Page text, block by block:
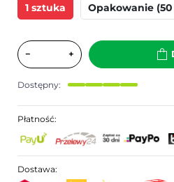
1 sztuka
Opakowanie (50
− +
Dostępny:
Płatność:
Dostawa: